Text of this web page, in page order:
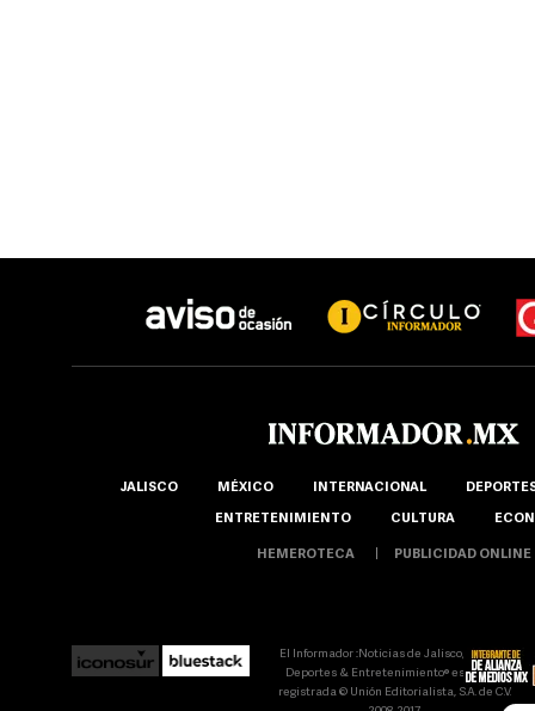
JALISCO MÉXICO INTERNACIONAL
ENTRETENIMIENTO CULTURA
HEMEROTECA PUBLICIDAD ONLINE
El Informador ::Noticias de Jalisco, México,
Deportes & Entretenimiento® es marca
registrada © Unión Editorialista, S.A. de C.V.